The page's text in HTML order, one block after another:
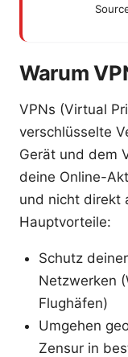
Warum
VPNs (Virtual
verschlüsselte
Gerät und dem
deine Online-
und nicht direkt
Hauptvorteile:
Schutz
Netzwerken
Flughäfen)
Umgehen
Zensur in